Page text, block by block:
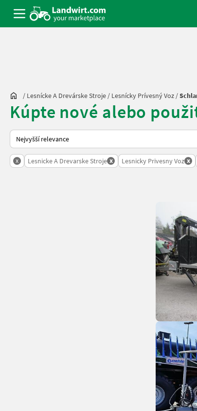
/ Lesnícke A Drevárske Stroje / Lesnícky Prívesný Voz /
Kúpte nové alebo
Takto se řadí nabídky na Landwirt.com
x Lesnicke A Drevarske Stroje x Lesnicky Privesny Voz x